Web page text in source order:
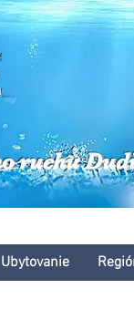
ruchu
Ubytovanie